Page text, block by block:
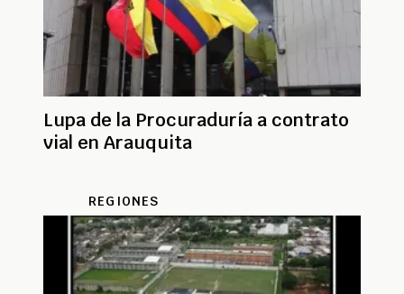
Lupa de la Procuraduría a contrato
vial en Arauquita
REGIONES